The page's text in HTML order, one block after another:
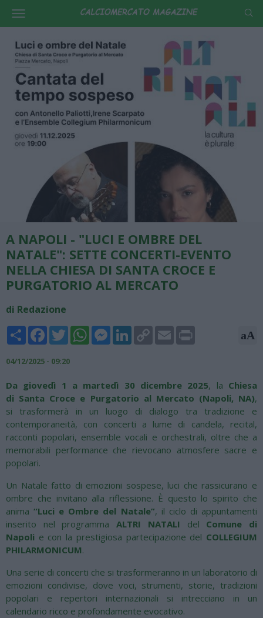
A NAPOLI - "LUCI E OMBRE DEL
NATALE": SETTE CONCERTI-EVENTO
NELLA CHIESA DI SANTA CROCE E
PURGATORIO AL MERCATO
di Redazione
Share FacebookTwitterWhatsAppMessengerLinkedInCopy
Link
Email aA
04/12/2025 - 09:20
Da giovedì 1 a martedì 30 dicembre 2025, la Chiesa
di Santa Croce e Purgatorio al Mercato (Napoli, NA),
si trasformerà in un luogo di dialogo tra tradizione e
contemporaneità, con concerti a lume di candela, recital,
racconti popolari, ensemble vocali e orchestrali, oltre che a
memorabili performance che rievocano atmosfere sacre e
popolari.
Un Natale fatto di emozioni sospese, luci che rassicurano e
ombre che invitano alla riflessione. È questo lo spirito che
anima“Luci e Ombre del Natale”, il ciclo di appuntamenti
inserito nel programmaALTRI NATALI del Comune di
Napoli e con la prestigiosa partecipazione del COLLEGIUM
PHILARMONICUM.
Una serie di concerti che si trasformeranno in un laboratorio di
emozioni condivise, dove voci, strumenti, storie, tradizioni
popolari e repertori internazionali si intrecciano in un
calendario ricco e profondamente evocativo.